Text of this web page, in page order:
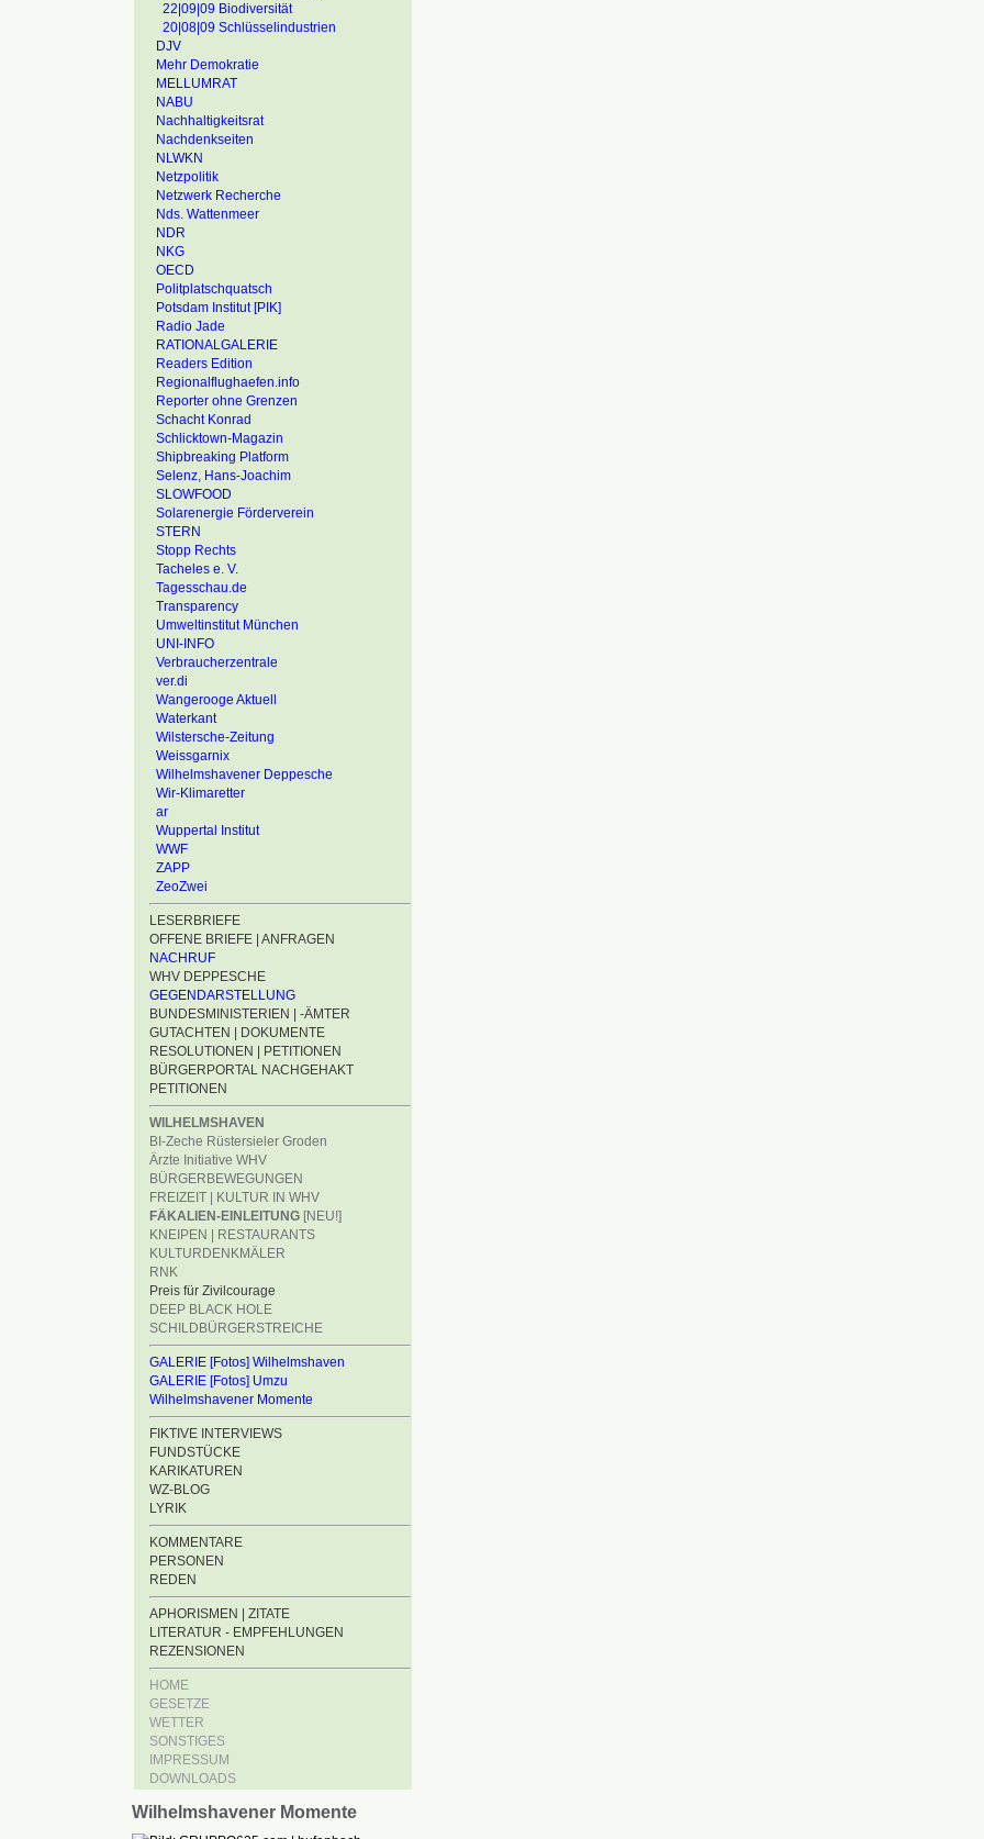
22|09|09 Biodiversität
20|08|09 Schlüsselindustrien
DJV
Mehr Demokratie
MELLUMRAT
NABU
Nachhaltigkeitsrat
Nachdenkseiten
NLWKN
Netzpolitik
Netzwerk Recherche
Nds. Wattenmeer
NDR
NKG
OECD
Politplatschquatsch
Potsdam Institut [PIK]
Radio Jade
RATIONALGALERIE
Readers Edition
Regionalflughaefen.info
Reporter ohne Grenzen
Schacht Konrad
Schlicktown-Magazin
Shipbreaking Platform
Selenz, Hans-Joachim
SLOWFOOD
Solarenergie Förderverein
STERN
Stopp Rechts
Tacheles e. V.
Tagesschau.de
Transparency
Umweltinstitut München
UNI-INFO
Verbraucherzentrale
ver.di
Wangerooge Aktuell
Waterkant
Wilstersche-Zeitung
Weissgarnix
Wilhelmshavener Deppesche
Wir-Klimaretter
ar
Wuppertal Institut
WWF
ZAPP
ZeoZwei
LESERBRIEFE
OFFENE BRIEFE | ANFRAGEN
NACHRUF
WHV DEPPESCHE
GEGENDARSTELLUNG
BUNDESMINISTERIEN | -ÄMTER
GUTACHTEN | DOKUMENTE
RESOLUTIONEN | PETITIONEN
BÜRGERPORTAL NACHGEHAKT
PETITIONEN
WILHELMSHAVEN
BI-Zeche Rüstersieler Groden
Ärzte Initiative WHV
BÜRGERBEWEGUNGEN
FREIZEIT | KULTUR IN WHV
FÄKALIEN-EINLEITUNG [NEU!]
KNEIPEN | RESTAURANTS
KULTURDENKMÄLER
RNK
Preis für Zivilcourage
DEEP BLACK HOLE
SCHILDBÜRGERSTREICHE
GALERIE [Fotos] Wilhelmshaven
GALERIE [Fotos] Umzu
Wilhelmshavener Momente
FIKTIVE INTERVIEWS
FUNDSTÜCKE
KARIKATUREN
WZ-BLOG
LYRIK
KOMMENTARE
PERSONEN
REDEN
APHORISMEN | ZITATE
LITERATUR - EMPFEHLUNGEN
REZENSIONEN
HOME
GESETZE
WETTER
SONSTIGES
IMPRESSUM
DOWNLOADS
Wilhelmshavener Momente